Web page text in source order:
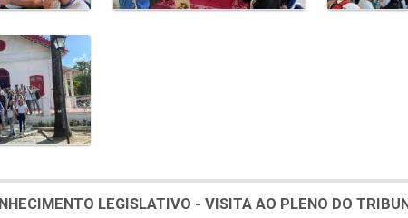
LEGISLATIVO - VISITA AO PLENO DO